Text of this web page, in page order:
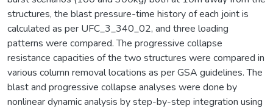
structures, the blast pressure-time history of each joint is
calculated as per UFC_3_340_02, and three loading
patterns were compared. The progressive collapse
resistance capacities of the two structures were compared in
various column removal locations as per GSA guidelines. The
blast and progressive collapse analyses were done by
nonlinear dynamic analysis by step-by-step integration using